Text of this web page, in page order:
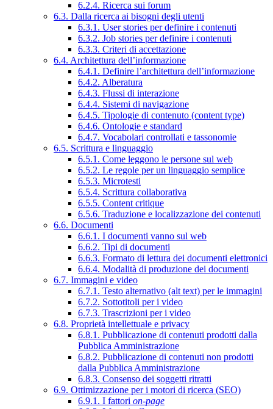
6.2.4. Ricerca sui forum
6.3. Dalla ricerca ai bisogni degli utenti
6.3.1. User stories per definire i contenuti
6.3.2. Job stories per definire i contenuti
6.3.3. Criteri di accettazione
6.4. Architettura dell’informazione
6.4.1. Definire l’architettura dell’informazione
6.4.2. Alberatura
6.4.3. Flussi di interazione
6.4.4. Sistemi di navigazione
6.4.5. Tipologie di contenuto (content type)
6.4.6. Ontologie e standard
6.4.7. Vocabolari controllati e tassonomie
6.5. Scrittura e linguaggio
6.5.1. Come leggono le persone sul web
6.5.2. Le regole per un linguaggio semplice
6.5.3. Microtesti
6.5.4. Scrittura collaborativa
6.5.5. Content critique
6.5.6. Traduzione e localizzazione dei contenuti
6.6. Documenti
6.6.1. I documenti vanno sul web
6.6.2. Tipi di documenti
6.6.3. Formato di lettura dei documenti elettronici
6.6.4. Modalità di produzione dei documenti
6.7. Immagini e video
6.7.1. Testo alternativo (alt text) per le immagini
6.7.2. Sottotitoli per i video
6.7.3. Trascrizioni per i video
6.8. Proprietà intellettuale e privacy
6.8.1. Pubblicazione di contenuti prodotti dalla
Pubblica Amministrazione
6.8.2. Pubblicazione di contenuti non prodotti
dalla Pubblica Amministrazione
6.8.3. Consenso dei soggetti ritratti
6.9. Ottimizzazione per i motori di ricerca (SEO)
6.9.1. I fattori on-page